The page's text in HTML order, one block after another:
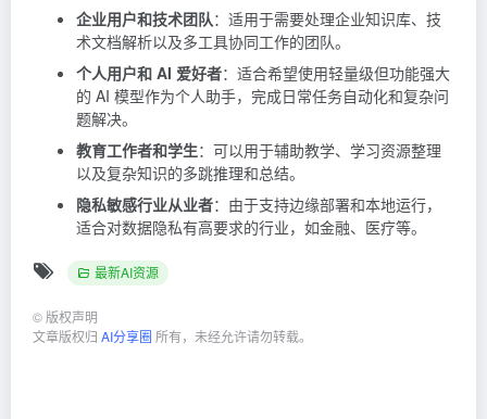
企业用户和技术团队：适用于需要处理企业知识库、技
术文档解析以及多工具协同工作的团队。
个人用户和 AI 爱好者：适合希望使用轻量级但功能强大
的 AI 模型作为个人助手，完成日常任务自动化和复杂问
题解决。
教育工作者和学生：可以用于辅助教学、学习资源整理
以及复杂知识的多跳推理和总结。
隐私敏感行业从业者：由于支持边缘部署和本地运行，
适合对数据隐私有高要求的行业，如金融、医疗等。
最新AI资源
© 版权声明
文章版权归 AI分享圈 所有，未经允许请勿转载。